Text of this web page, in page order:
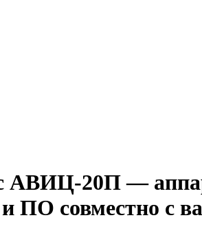
20П —
ПО совместно с